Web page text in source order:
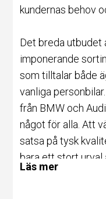
kundernas behov
Det breda
imponerande
som tilltalar både
vanliga
från BMW och
något för alla. Att
satsa på tysk
bara ett stort urval
av hög kvalitet och
Läs mer